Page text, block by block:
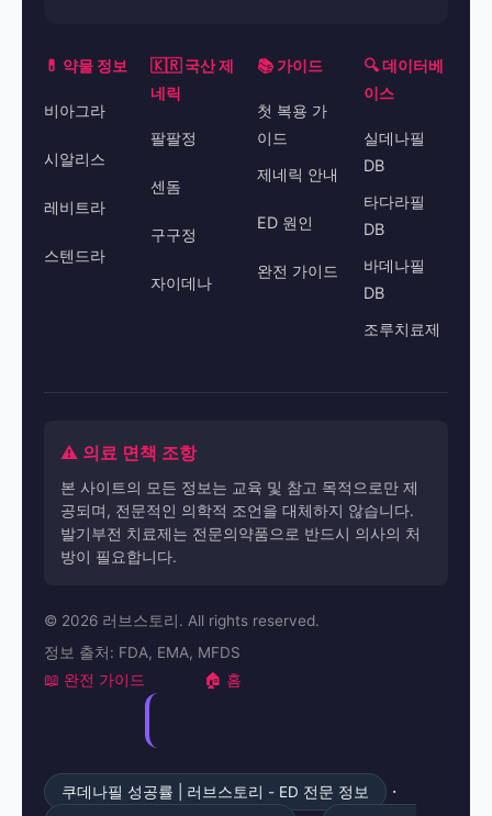
💊 약물 정보
비아그라
시알리스
레비트라
스텐드라
🇰🇷 국산 제
네릭
팔팔정
센돔
구구정
자이데나
📚 가이드
첫 복용 가
이드
제네릭 안내
ED 원인
완전 가이드
🔍 데이터베
이스
실데나필
DB
타다라필
DB
바데나필
DB
조루치료제
⚠️ 의료 면책 조항
본 사이트의 모든 정보는 교육 및 참고 목적으로만 제
공되며, 전문적인 의학적 조언을 대체하지 않습니다.
발기부전 치료제는 전문의약품으로 반드시 의사의 처
방이 필요합니다.
© 2026 러브스토리. All rights reserved.
정보 출처: FDA, EMA, MFDS
📖 완전 가이드 🏠 홈
쿠데나필 성공률 | 러브스토리 - ED 전문 정보 ·